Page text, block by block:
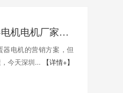
深圳自动捣蛋器电机电机厂家为您揭秘:自动捣蛋器电机的营销方案
电机的营销方案，但
，今天深圳...
【详情+】